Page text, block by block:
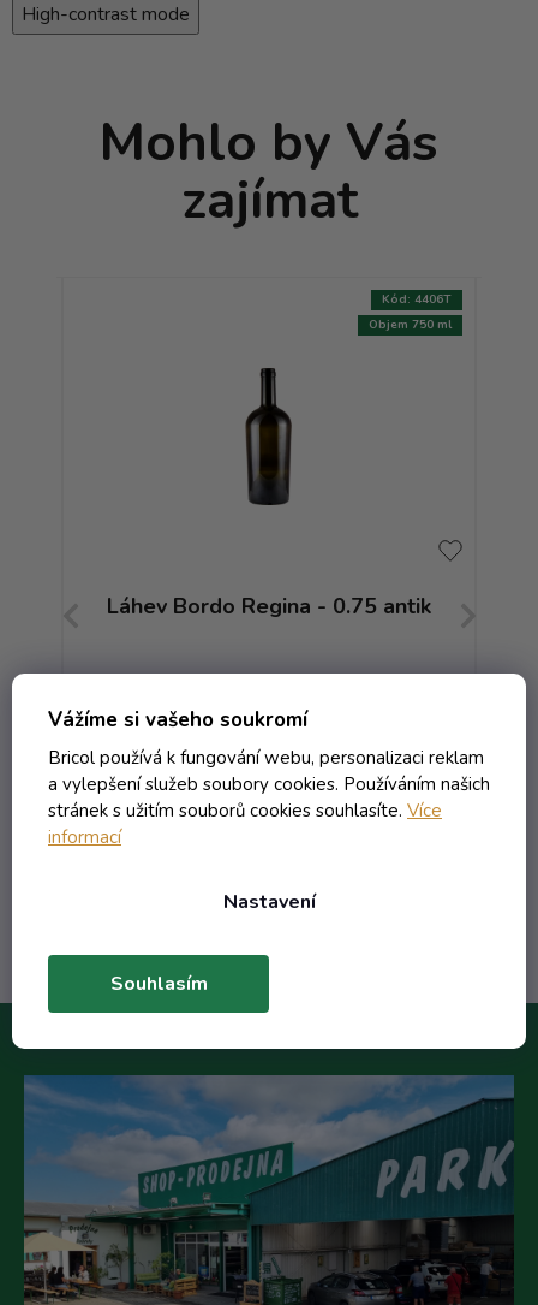
Vážíme si vašeho soukromí
Bricol používá k fungování webu, personalizaci reklam
a vylepšení služeb soubory cookies. Používáním našich
stránek s užitím souborů cookies souhlasíte. Více
informací
Nastavení
Souhlasím
High-contrast mode
Mohlo by Vás
zajímat
Láhev Bordo Regina - 0.75 antik
Skladem
55,59 Kč včetně DPH
45,94 Kč/ ks
Objem 750 ml
Kód: 4406T